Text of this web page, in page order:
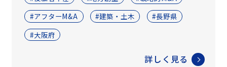
#アフターM&A
#建築・土木
#長野県
#大阪府
詳しく見る